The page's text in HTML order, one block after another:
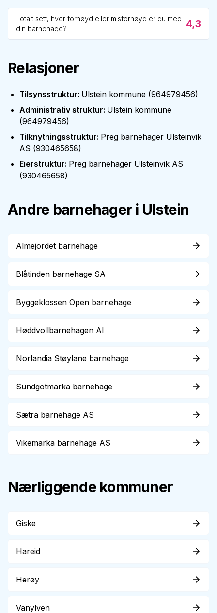
Totalt sett, hvor fornøyd eller misfornøyd er du med
din barnehage?
4,3
Relasjoner
Tilsynsstruktur: Ulstein kommune (964979456)
Administrativ struktur: Ulstein kommune
(964979456)
Tilknytningsstruktur: Preg barnehager Ulsteinvik
AS (930465658)
Eierstruktur: Preg barnehager Ulsteinvik AS
(930465658)
Andre barnehager i Ulstein
Almejordet barnehage
Blåtinden barnehage SA
Byggeklossen Open barnehage
Høddvollbarnehagen Al
Norlandia Støylane barnehage
Sundgotmarka barnehage
Sætra barnehage AS
Vikemarka barnehage AS
Nærliggende kommuner
Giske
Hareid
Herøy
Vanylven